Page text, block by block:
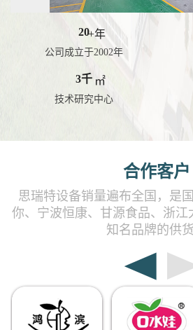
20+年
公司成立于2002年
3千 ㎡
技术研究中心
合作客户
思瑞特设备销量遍布全国，是
你、宁波恒康、甘源食品、浙江
知名品牌的供